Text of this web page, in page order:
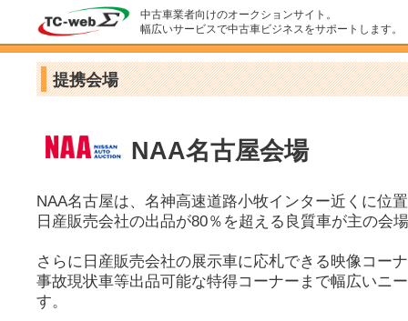
中古車業者向けのオークションサイト。
幅広いサービスで中古車ビジネスをサポートします。
提携会場
NAA名古屋会場
NAA名古屋は、名神高速道路小牧インター近くに位
日産販売会社の出品が80％を超える良質車が主の会
さらに日産販売会社の展示車に応札できる映像コー
事故現状車等出品可能な特得コーナーまで幅広いニ
す。